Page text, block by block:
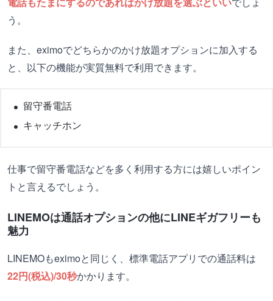
う。
また、eximoでどちらかのかけ放題オプションに加入する
と、以下の機能が実質無料で利用できます。
留守番電話
キャッチホン
仕事で留守番電話などを多く利用する方には嬉しいポイン
トと言えるでしょう。
LINEMOは通話オプションの他にLINEギガフリーも
魅力
LINEMOもeximoと同じく、標準電話アプリでの通話料は
22円(税込)/30秒かかります。